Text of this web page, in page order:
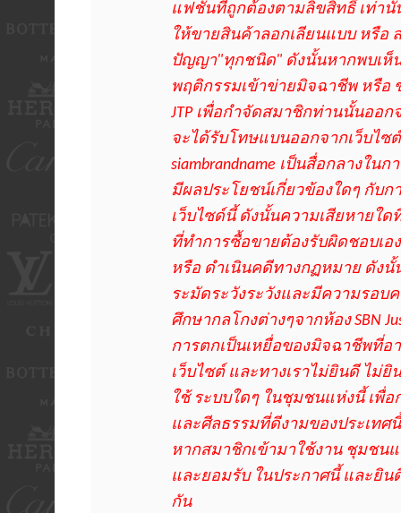
แฟชั่นที่ถูกต้องตามลิขสิทธิ์ เท่านั้
ให้ขายสินค้าลอกเลียนแบบ หรือ
ปัญญา"ทุกชนิด" ดังนั้นหากพบเห็
พฤติกรรมเข้าข่ายมิจฉาชีพ หรือ
JTP เพื่อกำจัดสมาชิกท่านนั้นออ
จะได้รับโทษแบนออกจากเว็บไซ
siambrandname เป็นสื่อกลางใน
มีผลประโยชน์เกี่ยวข้องใดๆ กับ
เว็บไซด์นี้ ดังนั้นความเสียหายใ
ที่ทำการซื้อขายต้องรับผิดชอบเอ
หรือ ดำเนินคดีทางกฏหมาย ดัง
ระมัดระวังระวังและมีความรอบ
ศึกษากลโกงต่างๆจากห้อง SBN
การตกเป็นเหยื่อของมิจฉาชีพที่อ
เว็บไซต์ และทางเราไม่ยินดี ไม่
ใช้ ระบบใดๆ ในชุมชนแห่งนี้ เพื่
และศีลธรรมที่ดีงามของประเทศ
หากสมาชิกเข้ามาใช้งาน ชุมชนแ
และยอมรับ ในประกาศนี้ และยิ
กัน